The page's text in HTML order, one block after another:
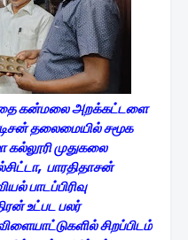
கன்மலை அறக்கட்டளை
தலைமையில் சமூக
கல்லூரி முதுகலை
பாரதிதாசன்
பாடப்பிரிவு
உட்பட பலர்
சிறப்பிடம்